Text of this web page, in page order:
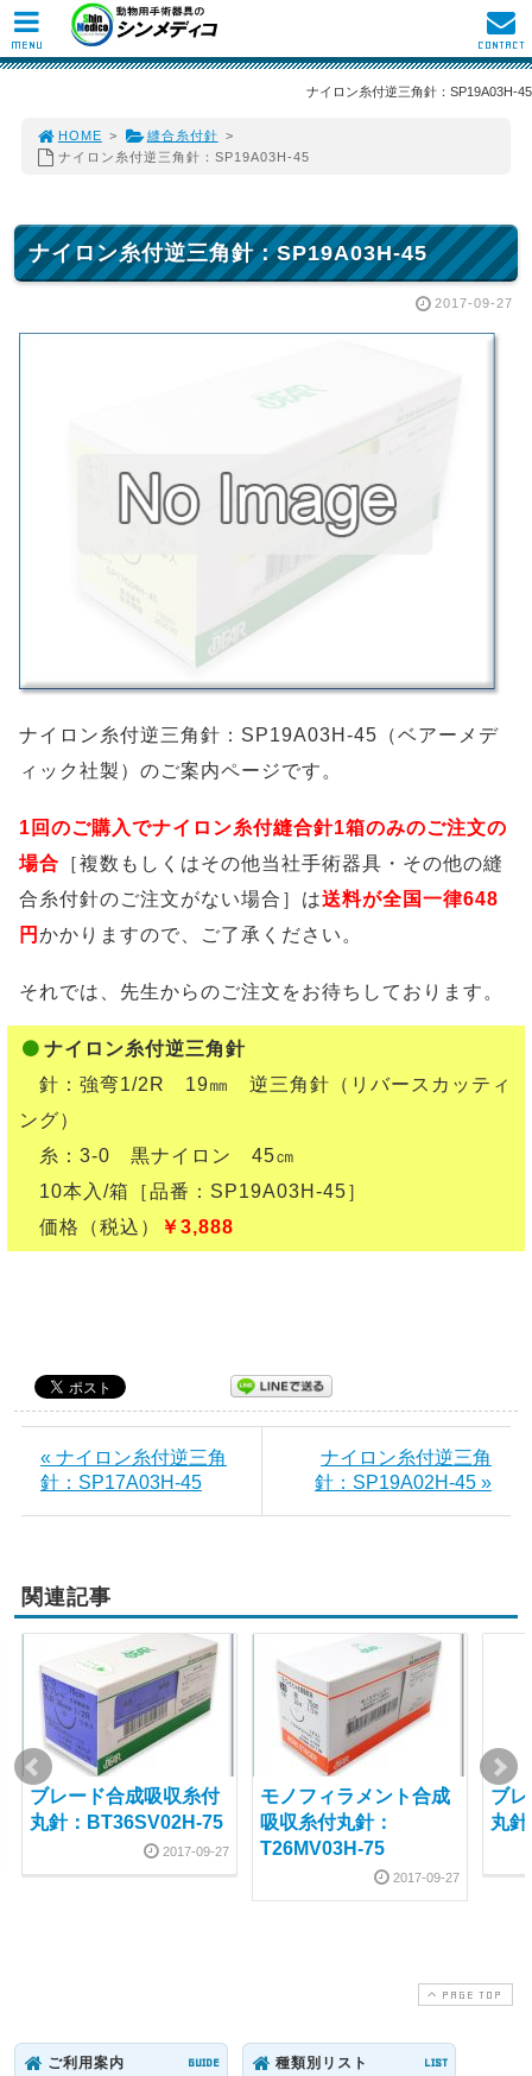
ナイロン糸付逆三角針：SP19A03H-45
HOME > 縫合糸付針 >
ナイロン糸付逆三角針：SP19A03H-45
ナイロン糸付逆三角針：SP19A03H-45
2017-09-27
ナイロン糸付逆三角針：SP19A03H-45（ベアーメデ
ィック社製）のご案内ページです。
1回のご購入でナイロン糸付縫合針1箱のみのご注文の
場合 ［複数もしくはその他当社手術器具・その他の縫
合糸付針のご注文がない場合］は送料が全国一律648
円 かかりますので、ご了承ください。
それでは、先生からのご注文をお待ちしております。
ナイロン糸付逆三角針
針：強弯1/2R 19㎜ 逆三角針（リバースカッティ
ング）
糸：3-0 黒ナイロン 45㎝
10本入/箱［品番：SP19A03H-45］
価格（税込）
￥3,888
« ナイロン糸付逆三角
針：SP17A03H-45
ナイロン糸付逆三角
針：SP19A02H-45 »
関連記事
ブレード合成吸収糸付
丸針：BT36SV02H-75
2017-09-27
モノフィラメント合成
吸収糸付丸針：
T26MV03H-75
2017-09-27
ブ
丸
PAGE TOP
ご利用案内 GUIDE 種類別リスト LIST
MENU CONTACT